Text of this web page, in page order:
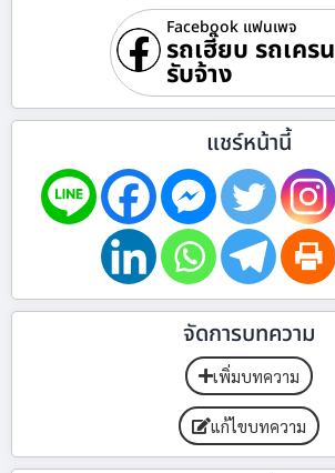
Facebook แฟนเพจ
รถเฮี๊ยบ รถเครน
รับจ้าง
แชร์หน้านี้
จัดการบทความ
เพิ่มบทความ
แก้ไขบทความ